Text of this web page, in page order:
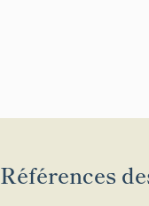
Références